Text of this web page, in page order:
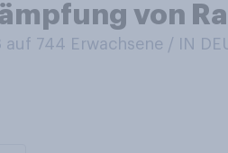
von
auf 744 Erwachsene / IN